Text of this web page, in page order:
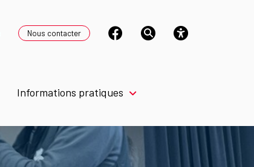
Nous contacter
Informations pratiques